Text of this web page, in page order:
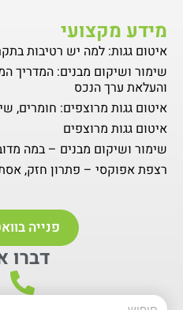
מידע מקצועי
איטום גגות: למה יש רטיבות
שימור ושיקום מבנים: המדריך
והעלאת ערך הנכס
איטום גגות מרוצפים: חומרים,
איטום גגות מרוצפים
שימור ושיקום מבנים – במה
רצפת אפוקסי – פתרון חזק,
פנייה
דברו